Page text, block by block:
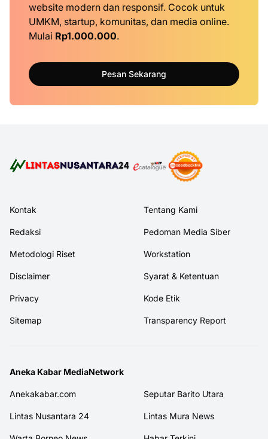
website modern dan responsif. Cocok untuk
UMKM, startup, komunitas, dan media online.
Mulai Rp1.000.000.
Pesan Sekarang
Kontak Tentang Kami
Redaksi Pedoman Media Siber
Metodologi Riset Workstation
Disclaimer Syarat & Ketentuan
Privacy Kode Etik
Sitemap Transparency Report
Aneka Kabar MediaNetwork
Anekakabar.com Seputar Barito Utara
Lintas Nusantara 24 Lintas Mura News